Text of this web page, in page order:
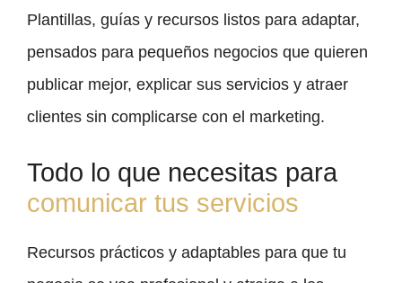
Plantillas, guías y recursos listos para adaptar,
pensados para pequeños negocios que quieren
publicar mejor, explicar sus servicios y atraer
clientes sin complicarse con el marketing.
Todo lo que necesitas para
comunicar tus servicios
Recursos prácticos y adaptables para que tu